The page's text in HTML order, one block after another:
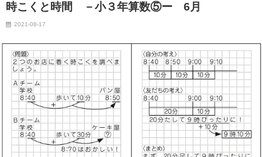
時こくと時間 －小３年算数⑤ー 6月
2021-08-17